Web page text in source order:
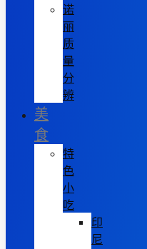
诺
丽
质
量
分
辨
美
食
特
色
小
吃
印
尼